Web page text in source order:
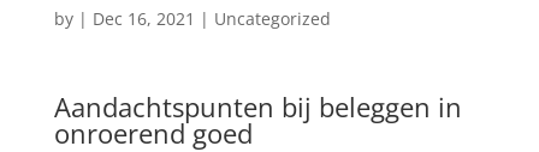
by | Dec 16, 2021 | Uncategorized
Aandachtspunten bij beleggen in
onroerend goed